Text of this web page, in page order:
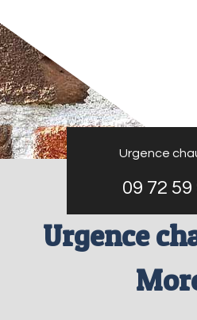
Urgence
09 72 59
Urgence